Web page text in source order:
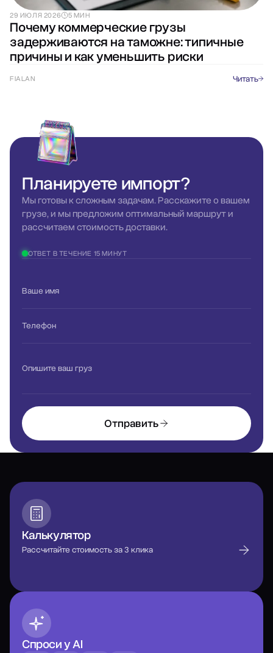
29 ИЮЛЯ 2026 5 МИН
Почему коммерческие грузы
задерживаются на таможне: типичные
причины и как уменьшить риски
FIALAN Читать
Планируетеимпорт?
Мы готовы к сложным задачам. Расскажите о вашем
грузе, и мы предложим оптимальный маршрут и
рассчитаем стоимость доставки.
ОТВЕТ В ТЕЧЕНИЕ 15 МИНУТ
Ваше имя
Телефон
Опишите ваш груз
Отправить
Калькулятор
Рассчитайте стоимость за 3 клика
Спроси у AI